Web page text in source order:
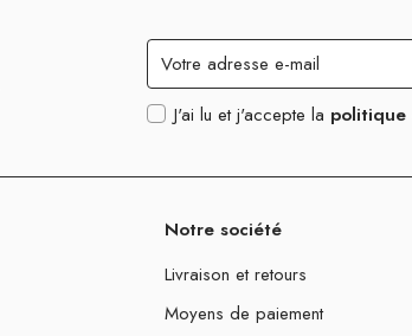
J'ai lu et j'accepte la
Notre société
Livraison et retours
Moyens de paiement